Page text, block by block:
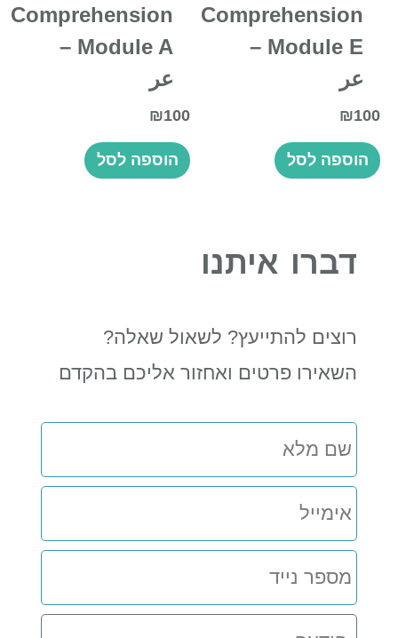
Comprehension
– Module E
عر
₪100
הוספה לסל
Comprehension
– Module A
عر
₪100
הוספה לסל
דברו איתנו
רוצים להתייעץ? לשאול שאלה?
השאירו פרטים ואחזור אליכם בהקדם
שם
מלא
אימייל
מספר
נייד
הודעה